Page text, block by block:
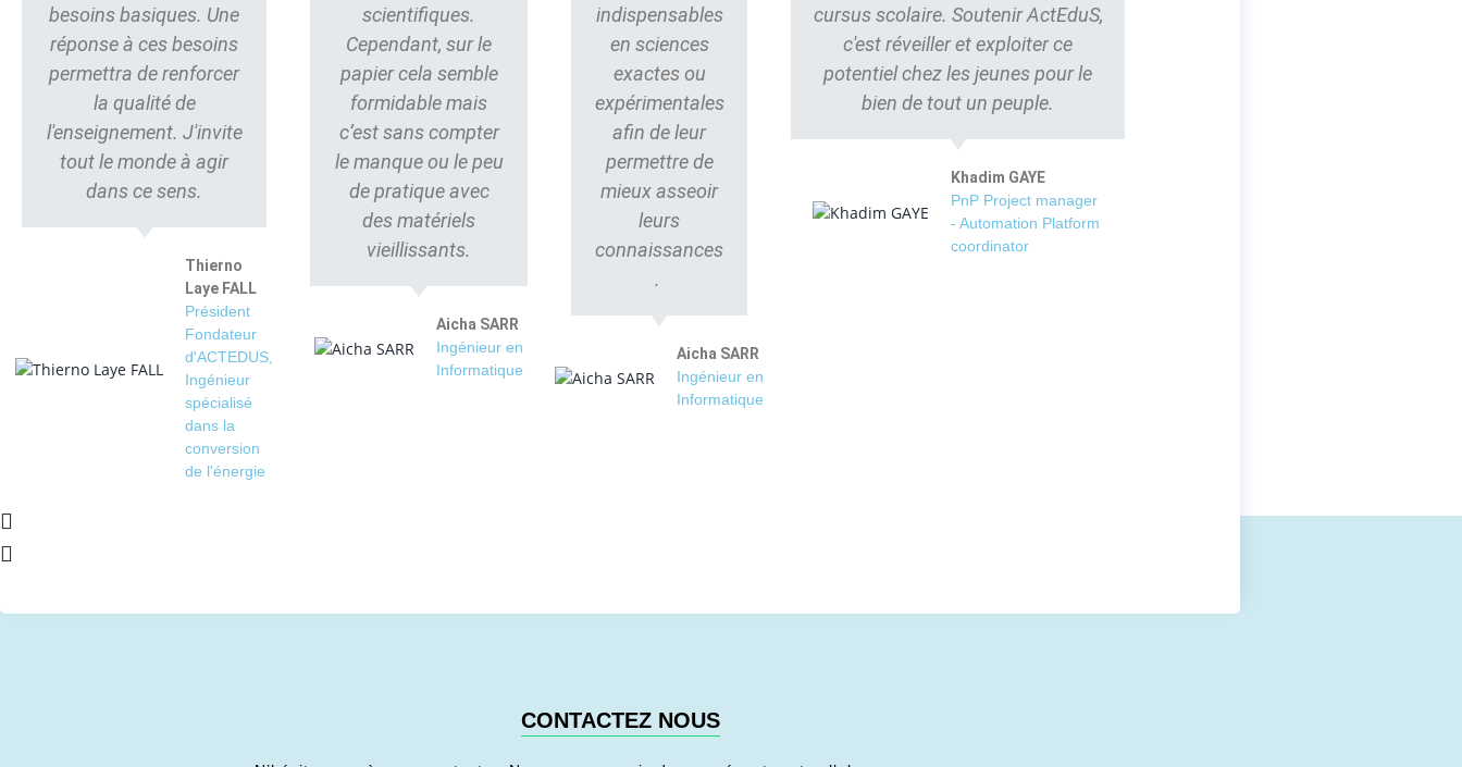
besoins basiques. Une
réponse à ces besoins
permettra de renforcer
la qualité de
l'enseignement. J'invite
tout le monde à agir
dans ce sens.
Thierno
Laye FALL
Président
Fondateur
d'ACTEDUS,
Ingénieur
spécialisé
dans la
conversion
de l'énergie
scientifiques.
Cependant, sur le
papier cela semble
formidable mais
c’est sans compter
le manque ou le peu
de pratique avec
des matériels
vieillissants.
Aicha SARR
Ingénieur en
Informatique
indispensables
en sciences
exactes ou
expérimentales
afin de leur
permettre de
mieux asseoir
leurs
connaissances
.
Aicha SARR
Ingénieur en
Informatique
cursus scolaire. Soutenir ActEduS,
c'est réveiller et exploiter ce
potentiel chez les jeunes pour le
bien de tout un peuple.
Khadim GAYE
PnP Project manager
- Automation Platform
coordinator
CONTACTEZ NOUS